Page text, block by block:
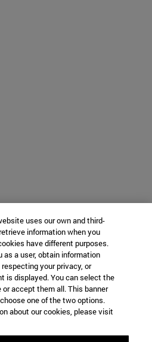
uses our own and third-
information when you
have different purposes.
as a user, obtain information
your privacy, or
is displayed. You can select the
accept them all. This banner
one of the two options.
about our cookies, please visit